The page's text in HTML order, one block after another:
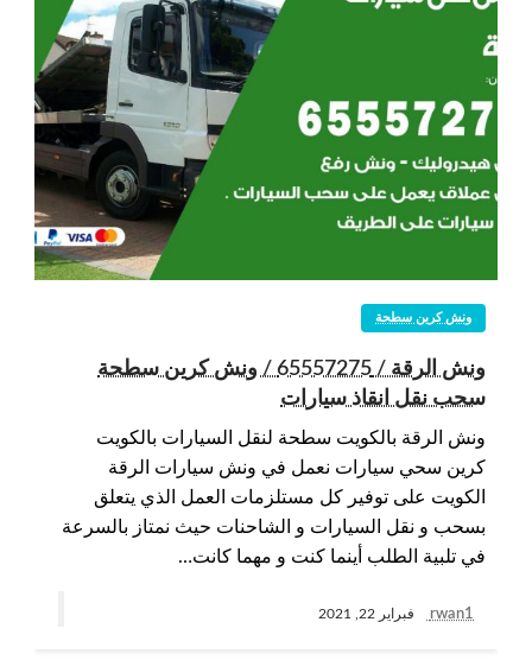
ونش كرين سطحة
ونش الرقة / 65557275 / ونش كرين سطحة
سحب نقل انقاذ سيارات
ونش الرقة بالكويت سطحة لنقل السيارات بالكويت
كرين سحي سيارات نعمل في ونش سيارات الرقة
الكويت على توفير كل مستلزمات العمل الذي يتعلق
بسحب و نقل السيارات و الشاحنات حيث نمتاز بالسرعة
في تلبية الطلب أينما كنت و مهما كانت…
rwan1 فبراير 22, 2021